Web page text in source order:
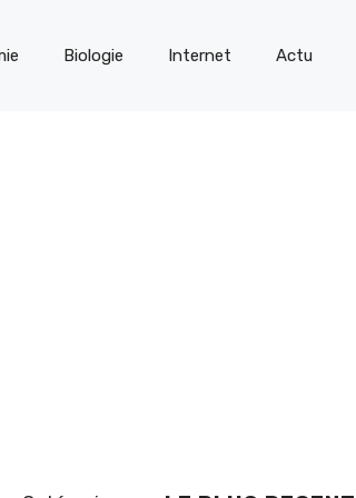
Biologie Internet Actu